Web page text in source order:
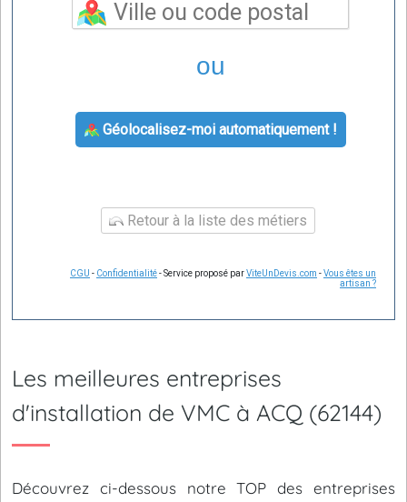
ou
Géolocalisez-moi automatiquement !
Retour à la liste des métiers
CGU - Confidentialité- Service proposé parViteUnDevis.com -Vous êtes un
artisan ?
Les meilleures entreprises
d'installation de VMC à ACQ (62144)
Découvrez ci-dessous notre TOP des entreprises